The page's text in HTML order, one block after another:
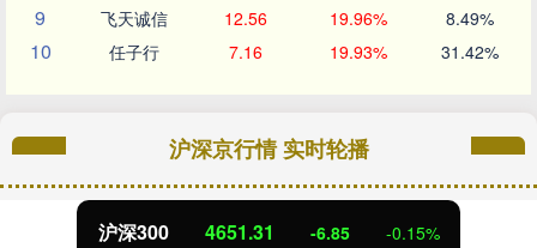
9 飞天诚信 12.56 19.96% 8.49%
10 任子行 7.16 19.93% 31.42%
沪深京行情 实时轮播
沪深300 4651.31 -6.85 -0.15%